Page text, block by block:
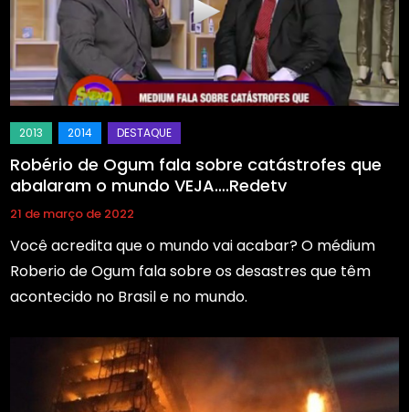
Robério de Ogum fala sobre catástrofes que
abalaram o mundo VEJA….Redetv
21 de março de 2022
Você acredita que o mundo vai acabar? O médium
Roberio de Ogum fala sobre os desastres que têm
acontecido no Brasil e no mundo.